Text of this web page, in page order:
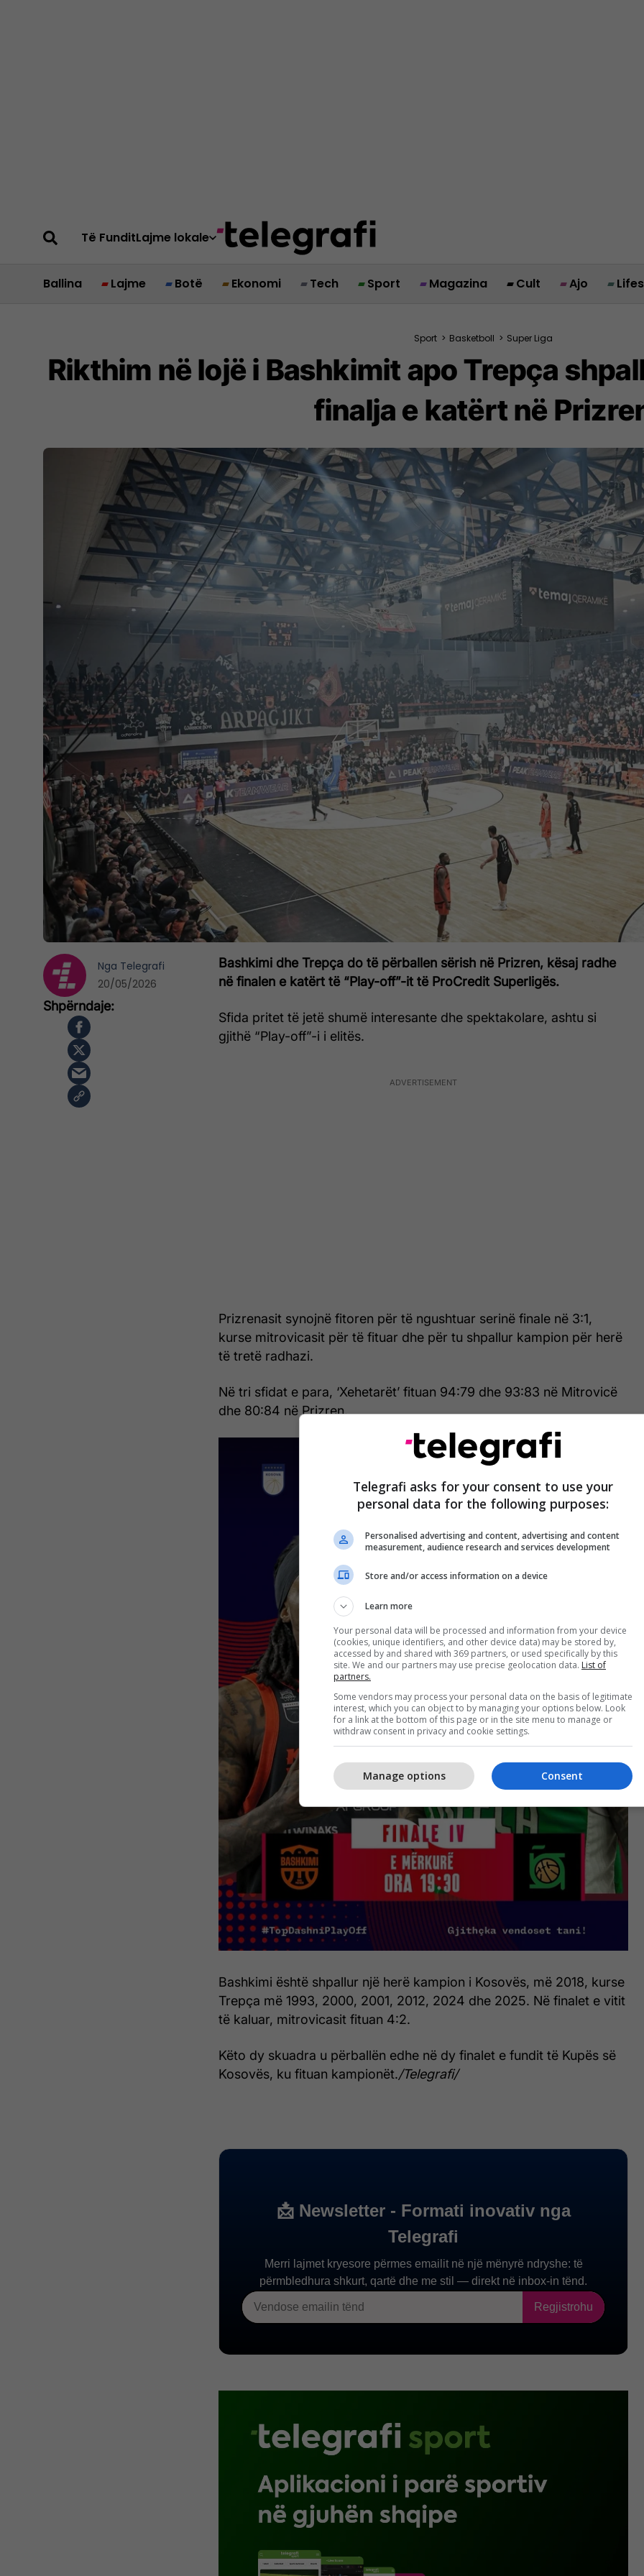
Të FunditLajme lokale
Ballina Lajme Botë Ekonomi Tech Sport Magazina Cult Ajo
Sport > Basketboll > Super Liga
Rikthim në lojë i Bashkimit apo Trepça
finalja e katërt në
Bashkimi dhe Trepça do të përballen sërish në Prizren, kësaj radhe
në finalen e katërt të “Play-off”-it të ProCredit Superligës.
Sfida pritet të jetë shumë interesante dhe spektakolare, ashtu si
gjithë “Play-off”-i i elitës.
Prizrenasit synojnë fitoren për të ngushtuar serinë finale në 3:1,
kurse mitrovicasit për të fituar dhe për tu shpallur kampion për herë
të tretë radhazi.
Në tri sfidat e para, ‘Xehetarët’ fituan 94:79 dhe 93:83 në Mitrovicë
dhe 80:84 në Prizren.
Bashkimi është shpallur një herë kampion i Kosovës, më 2018, kurse
Trepça më 1993, 2000, 2001, 2012, 2024 dhe 2025. Në finalet e vitit
të kaluar, mitrovicasit fituan 4:2.
Këto dy skuadra u përballën edhe në dy finalet e fundit të Kupës së
Kosovës, ku fituan kampionët./Telegrafi/
Nga Telegrafi
20/05/2026
Telegrafi asks for your consent to use your
personal data for the following purposes:
Personalised advertising and content, advertising and content
measurement, audience research and services development
Store and/or access information on a device
Learn more
Your personal data will be processed and information from your device
(cookies, unique identifiers, and other device data) may be stored by,
accessed by and shared with 369 partners, or used specifically by this
site. We and our partners may use precise geolocation data. List of
partners.
Some vendors may process your personal data on the basis of legitimate
interest, which you can object to by managing your options below. Look
for a link at the bottom of this page or in the site menu to manage or
withdraw consent in privacy and cookie settings.
Consent
Manage options